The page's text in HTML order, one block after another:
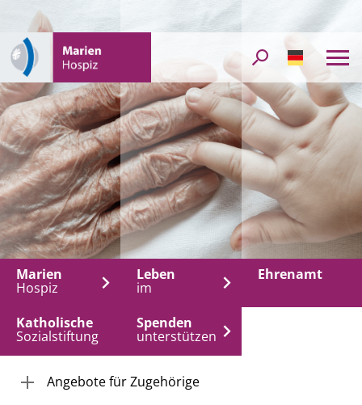
DE
Marien
Hospiz
Leben
im
Ehrenamt
Katholische
Sozialstiftung
Spenden
unterstützen
Angebote für Zugehörige